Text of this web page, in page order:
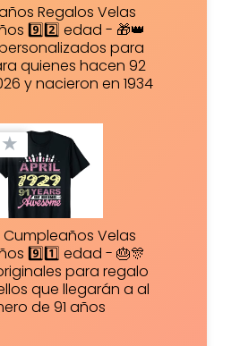
Regalos Velas
9️⃣2️⃣ edad - 🎁👑
para
quienes hacen 92
y nacieron en 1934
★
Cumpleaños Velas
9️⃣1️⃣ edad - 🎂🎊
para regalo
que llegarán a al
de 91 años